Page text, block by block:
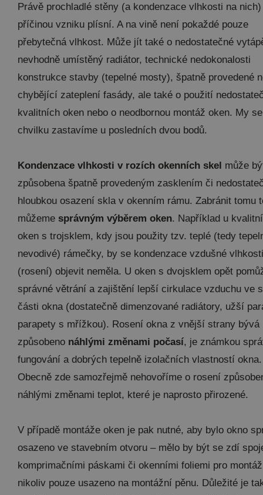
Právě prochladlé stěny (a kondenzace vlhkosti na
příčinou vzniku plísní. A na vině není pokaždé pouze
přebytečná vlhkost. Může jít také o nedostatečné
nevhodně umístěný radiátor, technické nedokonalosti
konstrukce stavby (tepelné mosty), špatně provedené
chybějící zateplení fasády, ale také o použití
kvalitních oken nebo o neodbornou montáž oken. My
chvilku zastavíme u posledních dvou bodů.
Kondenzace vlhkosti v rozích okenních skel může
způsobena špatně provedeným zasklením či
hloubkou osazení skla v okenním rámu. Zabránit tomu
můžeme správným výběrem oken. Například u
oken s trojsklem, kdy jsou použity tzv. teplé (tedy
nevodivé) rámečky, by se kondenzace vzdušné vlhkosti
(rosení) objevit neměla. U oken s dvojsklem opět
správné větrání a zajištění lepší cirkulace vzduchu ve
části okna (dostatečně dimenzované radiátory, užší
parapety s mřížkou). Rosení okna z vnější strany bývá
způsobeno náhlými změnami počasí, je známkou
fungování a dobrých tepelně izolačních vlastností okna.
Obecně zde samozřejmě nehovoříme o rosení
náhlými změnami teplot, které je naprosto přirozené.
V případě montáže oken je pak nutné, aby bylo okno
osazeno ve stavebním otvoru – mělo by být se zdí
komprimačními páskami či okenními foliemi pro
nikoliv pouze usazeno na montážní pěnu. Důležité je